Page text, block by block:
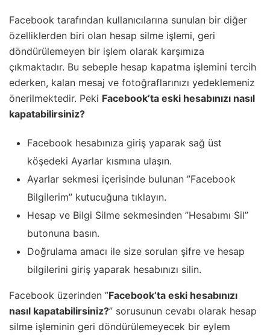
Facebook tarafından kullanıcılarına sunulan bir diğer
özelliklerden biri olan hesap silme işlemi, geri
döndürülemeyen bir işlem olarak karşımıza
çıkmaktadır. Bu sebeple hesap kapatma işlemini tercih
ederken, kalan mesaj ve fotoğraflarınızı yedeklemeniz
önerilmektedir. Peki Facebook’ta eski hesabınızı nasıl
kapatabilirsiniz?
Facebook hesabınıza giriş yaparak sağ üst
köşedeki Ayarlar kısmına ulaşın.
Ayarlar sekmesi içerisinde bulunan ”Facebook
Bilgilerim” kutucuğuna tıklayın.
Hesap ve Bilgi Silme sekmesinden ”Hesabımı Sil”
butonuna basın.
Doğrulama amacı ile size sorulan şifre ve hesap
bilgilerini giriş yaparak hesabınızı silin.
Facebook üzerinden ”Facebook’ta eski hesabınızı
nasıl kapatabilirsiniz?” sorusunun cevabı olarak hesap
silme işleminin geri döndürülemeyecek bir eylem